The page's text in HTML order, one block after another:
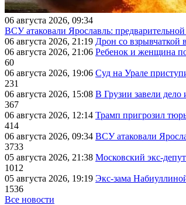
06 августа 2026, 09:34
ВСУ атаковали Ярославль:
06 августа 2026, 21:19 Дрон со взрывчаткой
06 августа 2026, 21:06 Ребенок и женщина
60
06 августа 2026, 19:06 Суд на Урале
231
06 августа 2026, 15:08 В Грузии завели дело
367
06 августа 2026, 12:14 Трамп пригрозил
414
06 августа 2026, 09:34 ВСУ атаковали
3733
05 августа 2026, 21:38 Московский экс-
1012
05 августа 2026, 19:19 Экс-зама
1536
Все новости